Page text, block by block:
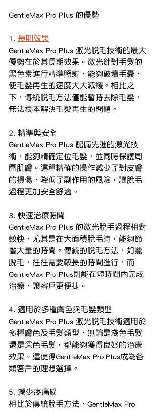
GentleMax Pro Plus 的優勢
1. 長期效果
GentleMax Pro Plus 激光脫毛技術的最大
優勢在於其長期效果。激光針對毛髮的
黑色素進行精準照射，能夠破壞毛囊，
使毛髮再生的速度大大減緩。相比之
下，傳統脫毛方法僅能暫時去除毛髮，
無法根本解決毛髮再生的問題。
2. 精準與安全
GentleMax Pro Plus 配備先進的激光技
術，能夠精確定位毛髮，並同時保護周
圍肌膚。這種精確的操作減少了對皮膚
的損傷，降低了副作用的風險，讓脫毛
過程更加安全舒適。
3. 快速治療時間
GentleMax Pro Plus 的激光脫毛過程相對
較快，尤其是在大面積脫毛時，能夠節
省大量的時間。傳統的脫毛方法，如蠟
脫毛，往往需要較長的時間進行，而
GentleMax Pro Plus則能在短時間內完成
治療，讓客戶更便捷。
4. 適用於多種膚色與毛髮類型
GentleMax Pro Plus 激光脫毛技術適用於
多種膚色及毛髮類型，無論是淺色毛髮
還是深色毛髮，都能夠獲得良好的治療
效果。這使得GentleMax Pro Plus成為各
類客戶的理想選擇。
5. 減少疼痛感
相比於傳統脫毛方法，GentleMax Pro